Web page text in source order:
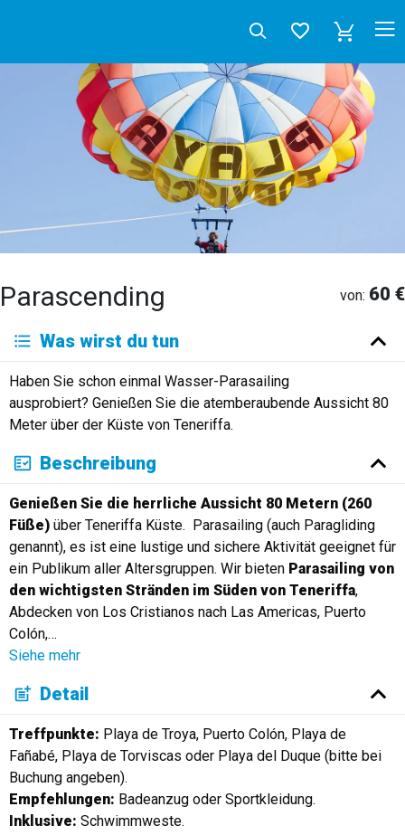
Parascending von: 60 €
Deutsch English
Français
Italiano
Neerlandés
Русский
Was wirst du tun
Haben Sie schon einmal Wasser-Parasailing
ausprobiert? Genießen Sie die atemberaubende Aussicht 80
Meter über der Küste von Teneriffa.
Beschreibung
Genießen Sie die herrliche Aussicht 80 Metern (260
Füße) über Teneriffa Küste. Parasailing (auch Paragliding
genannt), es ist eine lustige und sichere Aktivität geeignet für
ein Publikum aller Altersgruppen. Wir bieten Parasailing von
den wichtigsten Stränden im Süden von Teneriffa,
Abdecken von Los Cristianos nach Las Americas, Puerto
Colón,…
Siehe mehr
Detail
Treffpunkte: Playa de Troya, Puerto Colón, Playa de
Fañabé, Playa de Torviscas oder Playa del Duque (bitte bei
Buchung angeben).
Empfehlungen: Badeanzug oder Sportkleidung.
Inklusive: Schwimmweste.